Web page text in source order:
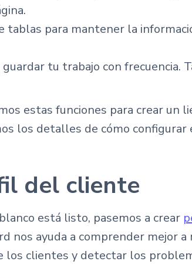
tablas para mantener la
tu trabajo con
estas funciones para crear
los detalles de cómo
del cliente
está listo, pasemos a crear
nos ayuda a comprender mejor
clientes y detectar los